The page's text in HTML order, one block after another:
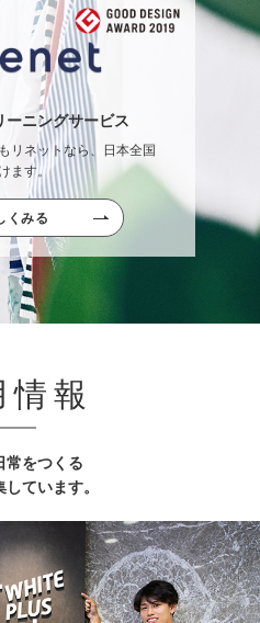
ーニングサービス
リネットなら、日本全国
ます。
くみる
情報
常をつくる
ています。